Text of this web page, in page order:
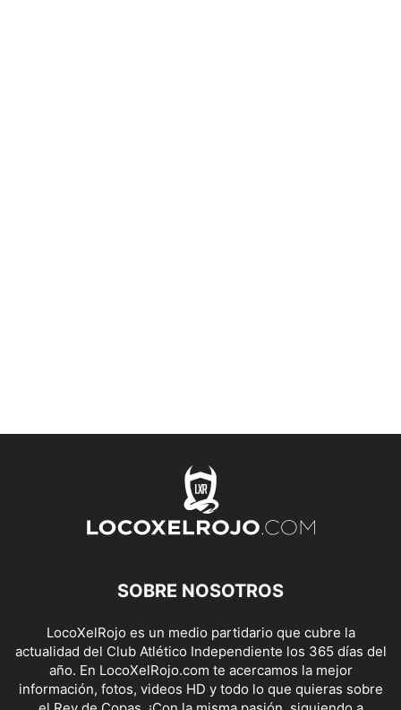
SOBRE NOSOTROS
LocoXelRojo es un medio partidario que cubre la
actualidad del Club Atlético Independiente los 365 días del
año. En LocoXelRojo.com te acercamos la mejor
información, fotos, videos HD y todo lo que quieras sobre